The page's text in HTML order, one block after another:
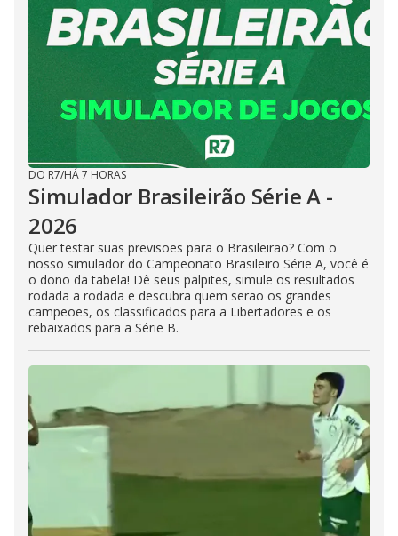
DO R7/HÁ 7 HORAS
Simulador Brasileirão Série A -
2026
Quer testar suas previsões para o Brasileirão? Com o
nosso simulador do Campeonato Brasileiro Série A, você é
o dono da tabela! Dê seus palpites, simule os resultados
rodada a rodada e descubra quem serão os grandes
campeões, os classificados para a Libertadores e os
rebaixados para a Série B.